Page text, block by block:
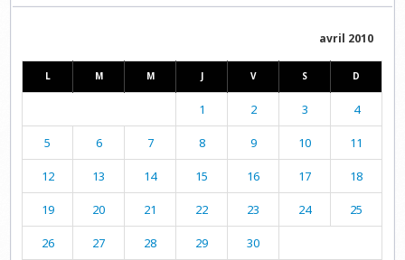
avril 2010
L M M J V S D
1 2 3 4
5 6 7 8 9 10 11
12 13 14 15 16 17 18
19 20 21 22 23 24 25
26 27 28 29
30